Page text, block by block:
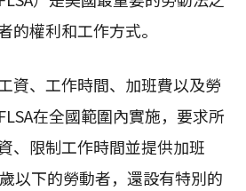
的權利和工作方式。
資、工作時間、加班費以及勞
在全國範圍內實施，要求所
、限制工作時間並提供加班
以下的勞動者，還設有特別的